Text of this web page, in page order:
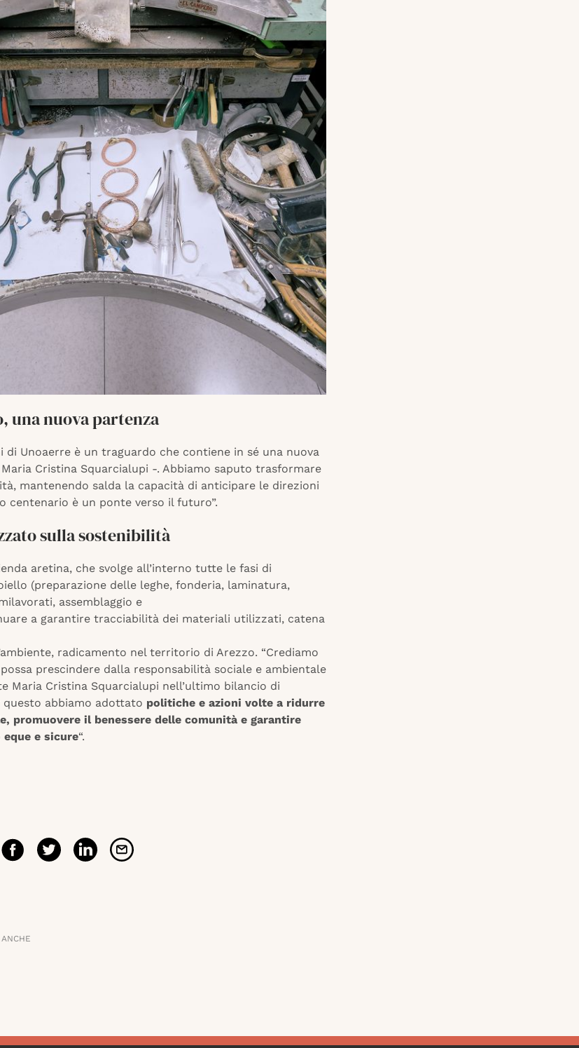
una nuova partenza
di Unoaerre è un traguardo che contiene in sé una nuova
Cristina Squarcialupi -. Abbiamo saputo trasformare
mantenendo salda la capacità di anticipare le direzioni
centenario è un ponte verso il futuro”.
sulla sostenibilità
aretina, che svolge all’interno tutte le fasi di
(preparazione delle leghe, fonderia, laminatura,
assemblaggio e
a garantire tracciabilità dei materiali utilizzati, catena
radicamento nel territorio di Arezzo. “Crediamo
prescindere dalla responsabilità sociale e ambientale
Maria Cristina Squarcialupi nell’ultimo bilancio di
abbiamo adottato politiche e azioni volte a ridurre
promuovere il benessere delle comunità e garantire
e sicure“.